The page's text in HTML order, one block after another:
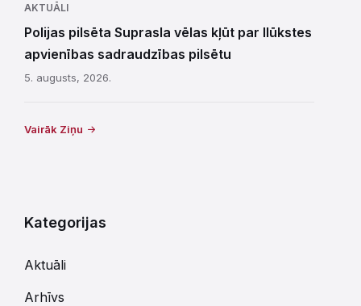
AKTUĀLI
Polijas pilsēta Suprasla vēlas kļūt par Ilūkstes
apvienības sadraudzības pilsētu
5. augusts, 2026.
Vairāk Ziņu
Kategorijas
Aktuāli
Arhīvs